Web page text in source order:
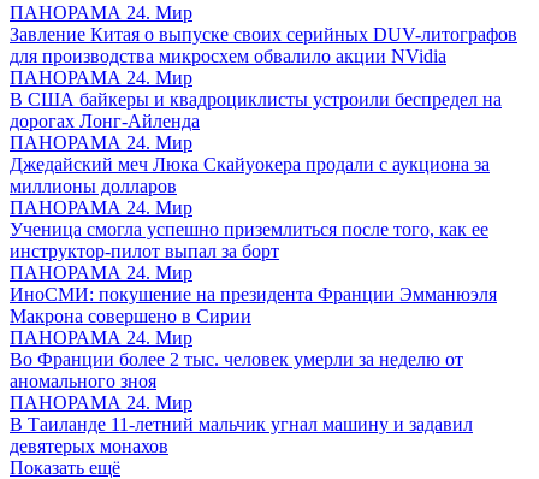
ПАНОРАМА 24. Мир
Завление Китая о выпуске своих серийных DUV-литографов
для производства микросхем обвалило акции NVidia
ПАНОРАМА 24. Мир
В США байкеры и квадроциклисты устроили беспредел на
дорогах Лонг-Айленда
ПАНОРАМА 24. Мир
Джедайский меч Люка Скайуокера продали с аукциона за
миллионы долларов
ПАНОРАМА 24. Мир
Ученица смогла успешно приземлиться после того, как ее
инструктор-пилот выпал за борт
ПАНОРАМА 24. Мир
ИноСМИ: покушение на президента Франции Эмманюэля
Макрона совершено в Сирии
ПАНОРАМА 24. Мир
Во Франции более 2 тыс. человек умерли за неделю от
аномального зноя
ПАНОРАМА 24. Мир
В Таиланде 11-летний мальчик угнал машину и задавил
девятерых монахов
Показать ещё